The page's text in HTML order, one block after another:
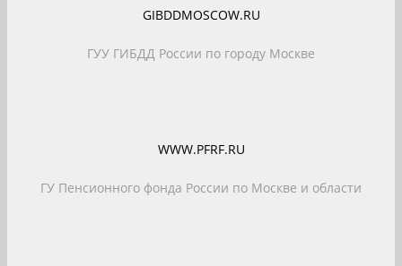
GIBDDMOSCOW.RU
ГУУ ГИБДД России по городу Москве
WWW.PFRF.RU
ГУ Пенсионного фонда России по Москве и области